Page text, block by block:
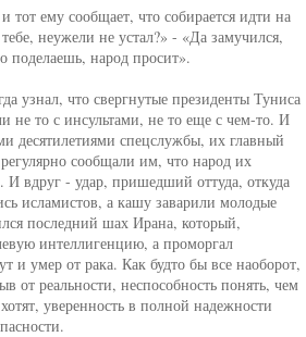
тот ему сообщает, что собирается идти на
неужели не устал?» - «Да замучился,
поделаешь, народ просит».
узнал, что свергнутые президенты Туниса
не то с инсультами, не то еще с чем-то. И
десятилетиями спецслужбы, их главный
сообщали им, что народ их
И вдруг - удар, пришедший оттуда, откуда
исламистов, а кашу заварили молодые
последний шах Ирана, который,
интеллигенцию, а проморгал
и умер от рака. Как будто бы все наоборот,
от реальности, неспособность понять, чем
уверенность в полной надежности